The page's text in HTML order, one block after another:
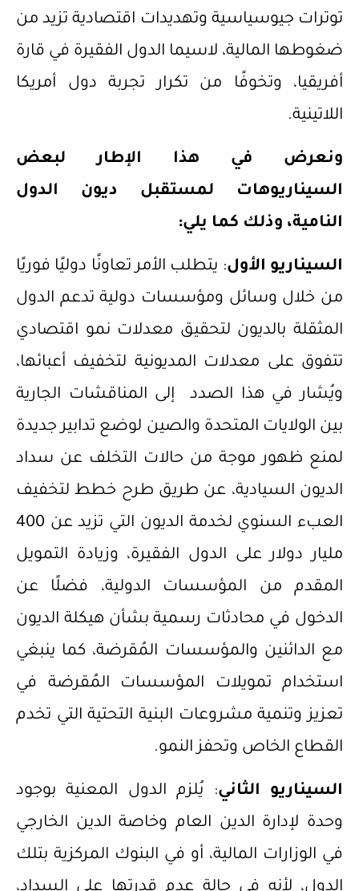
توترات جيوسياسية وتهديدات اقتصادية تزيد من
ضغوطها المالية، لاسيما الدول الفقيرة في قارة
أفريقيا، وتخوفًا من تكرار تجربة دول أمريكا
اللاتينية.
ونعرض في هذا الإطار لبعض
السيناريوهات لمستقبل ديون الدول
النامية، وذلك كما يلي:
السيناريو الأول: يتطلب الأمر تعاونًا دوليًا فوريًا
من خلال وسائل ومؤسسات دولية تدعم الدول
المثقلة بالديون لتحقيق معدلات نمو اقتصادي
تتفوق على معدلات المديونية لتخفيف أعبائها،
ويُشار في هذا الصدد إلى المناقشات الجارية
بين الولايات المتحدة والصين لوضع تدابير جديدة
لمنع ظهور موجة من حالات التخلف عن سداد
الديون السيادية، عن طريق طرح خطط لتخفيف
العبء السنوي لخدمة الديون التي تزيد عن 400
مليار دولار على الدول الفقيرة، وزيادة التمويل
المقدم من المؤسسات الدولية، فضلًا عن
الدخول في محادثات رسمية بشأن هيكلة الديون
مع الدائنين والمؤسسات المُقرضة، كما ينبغي
استخدام تمويلات المؤسسات المُقرضة في
تعزيز وتنمية مشروعات البنية التحتية التي تخدم
القطاع الخاص وتحفز النمو.
السيناريو الثاني: يُلزم الدول المعنية بوجود
وحدة لإدارة الدين العام وخاصة الدين الخارجي
في الوزارات المالية، أو في البنوك المركزية بتلك